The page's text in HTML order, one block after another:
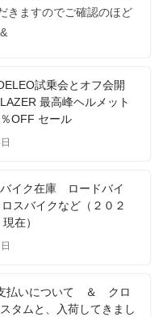
きますのでご確認のほど
試乗会とオフ会開
最高峰ヘルメット
OFF セール
イク在庫 ロードバイ
スバイクなど（２０２
在）
支払いについて ＆ クロ
タムと、入荷してきまし